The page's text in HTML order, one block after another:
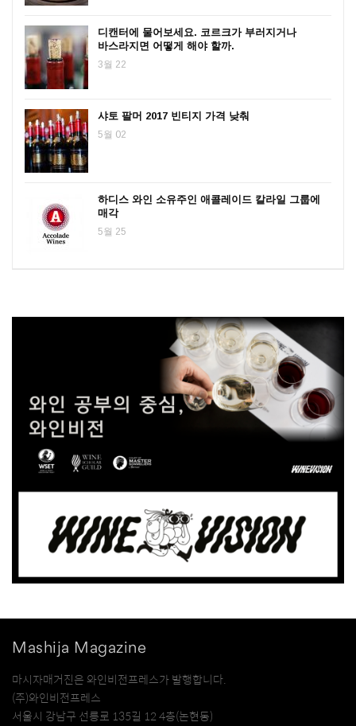
디캔터에 물어보세요. 코르크가 부러지거나
바스라지면 어떻게 해야 할까.
3월 22
샤토 팔머 2017 빈티지 가격 낮춰
5월 02
하디스 와인 소유주인 애콜레이드 칼라일 그룹에
매각
5월 25
Mashija Magazine
마시자매거진은 와인비전프레스가 발행합니다.
(주)와인비전프레스
서울시 강남구 선릉로 135길 12 4층(논현동)